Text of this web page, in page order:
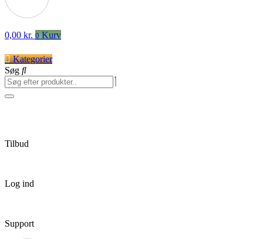
0,00 kr. 0 Kurv
Kategorier
Søg
Tilbud
Log ind
Support